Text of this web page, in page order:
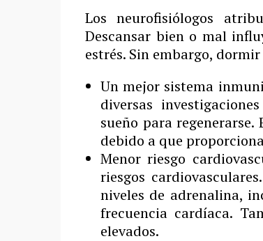
Los neurofisiólogos
Descansar bien o mal
estrés. Sin embargo,
Un mejor sistema
diversas
sueño para
debido a que
Menor riesgo
riesgos
niveles de adrenalina,
frecuencia cardíaca.
elevados.